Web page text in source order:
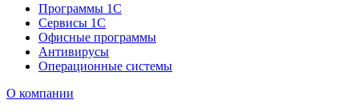
Программы 1С
Сервисы 1С
Офисные программы
Антивирусы
Операционные системы
О компании